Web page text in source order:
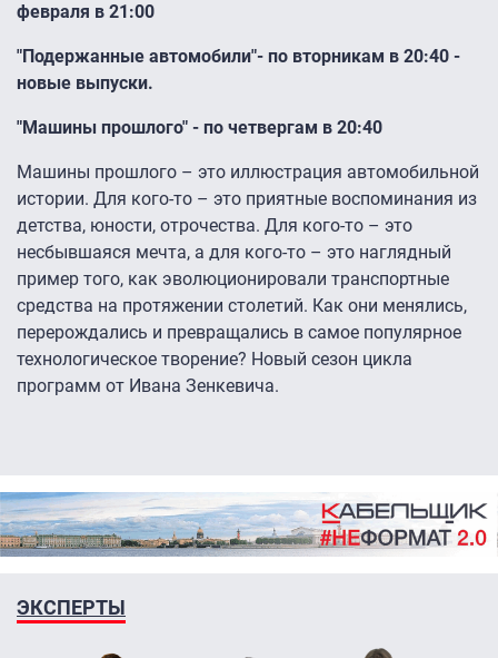
февраля в 21:00
"Подержанные автомобили"- по вторникам в 20:40 -
новые выпуски.
"Машины прошлого" - по четвергам в 20:40
Машины прошлого – это иллюстрация автомобильной
истории. Для кого-то – это приятные воспоминания из
детства, юности, отрочества. Для кого-то – это
несбывшаяся мечта, а для кого-то – это наглядный
пример того, как эволюционировали транспортные
средства на протяжении столетий. Как они менялись,
перерождались и превращались в самое популярное
технологическое творение? Новый сезон цикла
программ от Ивана Зенкевича.
ЭКСПЕРТЫ